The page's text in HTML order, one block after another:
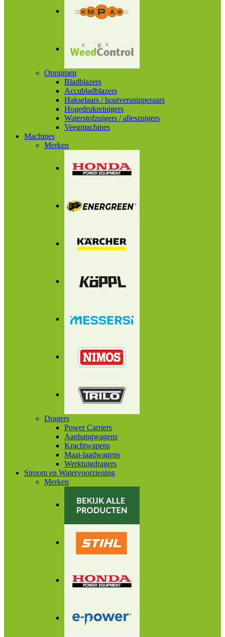
Opruimen
Bladblazers
Accubladblazers
Hakselaars / houtversnipperaars
Hogedrukreinigers
Waterstofzuigers / alleszuigers
Veegmachines
Machines
Merken
Dragers
Power Carriers
Aanhangwagens
Krachtwapens
Maai-laadwagens
Werktuigdragers
Stroom en Watervoorziening
Merken